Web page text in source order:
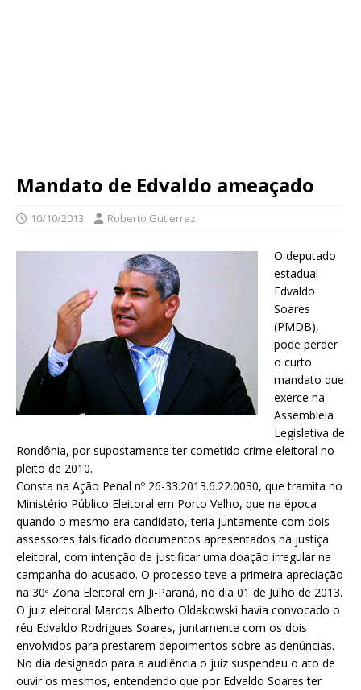
Mandato de Edvaldo ameaçado
10/10/2013 Roberto Gutierrez
O deputado
estadual
Edvaldo
Soares
(PMDB),
pode perder
o curto
mandato que
exerce na
Assembleia
Legislativa de
Rondônia, por supostamente ter cometido crime eleitoral no
pleito de 2010.
Consta na Ação Penal nº 26-33.2013.6.22.0030, que tramita no
Ministério Público Eleitoral em Porto Velho, que na época
quando o mesmo era candidato, teria juntamente com dois
assessores falsificado documentos apresentados na justiça
eleitoral, com intenção de justificar uma doação irregular na
campanha do acusado. O processo teve a primeira apreciação
na 30ª Zona Eleitoral em Ji-Paraná, no dia 01 de Julho de 2013.
O juiz eleitoral Marcos Alberto Oldakowski havia convocado o
réu Edvaldo Rodrigues Soares, juntamente com os dois
envolvidos para prestarem depoimentos sobre as denúncias.
No dia designado para a audiência o juiz suspendeu o ato de
ouvir os mesmos, entendendo que por Edvaldo Soares ter